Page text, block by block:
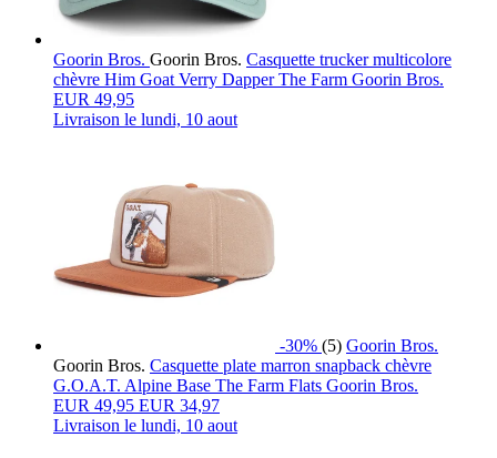
Goorin Bros. Goorin Bros. Casquette trucker multicolore
chèvre Him Goat Verry Dapper The Farm Goorin Bros.
EUR 49,95
Livraison le lundi, 10 aout
-30% (5) Goorin Bros.
Goorin Bros. Casquette plate marron snapback chèvre
G.O.A.T. Alpine Base The Farm Flats Goorin Bros.
EUR 49,95 EUR 34,97
Livraison le lundi, 10 aout